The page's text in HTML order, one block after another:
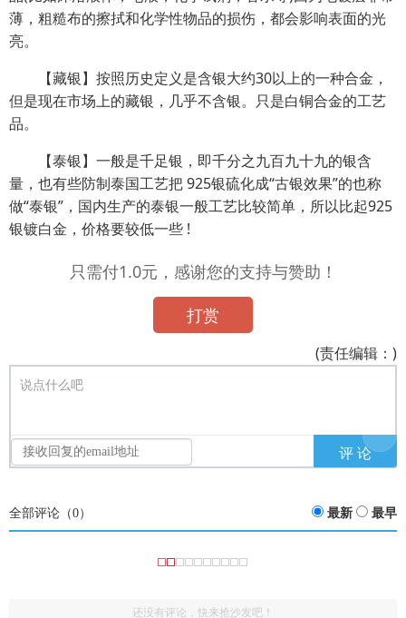
薄，粗糙布的擦拭和化学性物品的损伤，都会影响表面的光
亮。
【藏银】按照历史定义是含银大约30以上的一种合金，
但是现在市场上的藏银，几乎不含银。只是白铜合金的工艺
品。
【泰银】一般是千足银，即千分之九百九十九的银含
量，也有些防制泰国工艺把 925银硫化成“古银效果”的也称
做“泰银”，国内生产的泰银一般工艺比较简单，所以比起925
银镀白金，价格要较低一些 !
只需付1.0元，感谢您的支持与赞助！
打赏
(责任编辑：)
说点什么吧
全部评论（0） 最新 最早
还没有评论，快来抢沙发吧！